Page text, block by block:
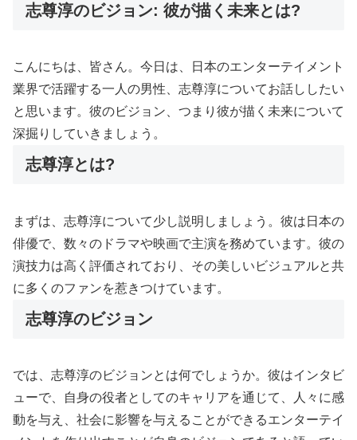
志尊淳のビジョン: 彼が描く未来とは?
こんにちは、皆さん。今日は、日本のエンターテイメント
業界で活躍する一人の男性、志尊淳についてお話ししたい
と思います。彼のビジョン、つまり彼が描く未来について
深掘りしていきましょう。
志尊淳とは?
まずは、志尊淳について少し説明しましょう。彼は日本の
俳優で、数々のドラマや映画で主演を務めています。彼の
演技力は高く評価されており、その美しいビジュアルと共
に多くのファンを惹きつけています。
志尊淳のビジョン
では、志尊淳のビジョンとは何でしょうか。彼はインタビ
ューで、自身の役者としてのキャリアを通じて、人々に感
動を与え、社会に影響を与えることができるエンターテイ